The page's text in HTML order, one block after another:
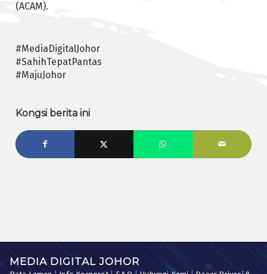
(ACAM).
#MediaDigitalJohor
#SahihTepatPantas
#MajuJohor
Kongsi berita ini
MEDIA DIGITAL JOHOR